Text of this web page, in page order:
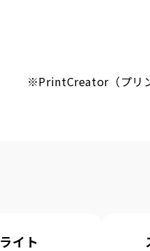
※PrintCreator（プリ
ライト